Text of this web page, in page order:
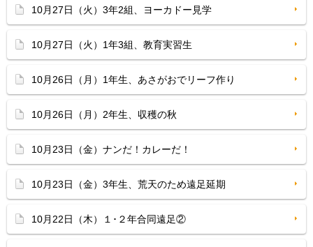
10月27日（火）3年2組、ヨーカドー見学
10月27日（火）1年3組、教育実習生
10月26日（月）1年生、あさがおでリーフ作り
10月26日（月）2年生、収穫の秋
10月23日（金）ナンだ！カレーだ！
10月23日（金）3年生、荒天のため遠足延期
10月22日（木）１･２年合同遠足②